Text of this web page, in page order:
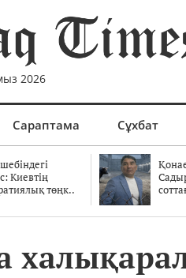
2026
Сараптама Сұхбат
Киевтің
төңк..